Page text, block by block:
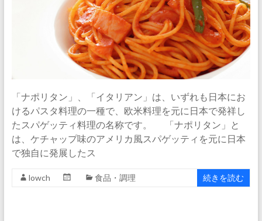
「ナポリタン」、「イタリアン」は、いずれも日本にお
けるパスタ料理の一種で、欧米料理を元に日本で発祥し
たスパゲッティ料理の名称です。 「ナポリタン」と
は、ケチャップ味のアメリカ風スパゲッティを元に日本
で独自に発展したス
lowch 食品・調理 続きを読む